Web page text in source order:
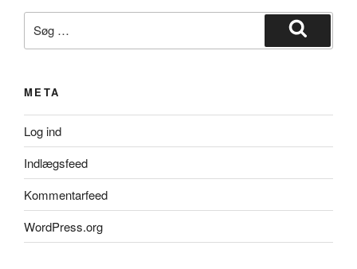
efter:
Søg
META
Log ind
Indlægsfeed
Kommentarfeed
WordPress.org